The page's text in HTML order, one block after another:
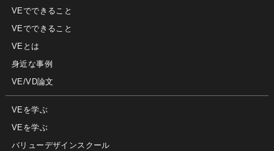
VEでできること
VEでできること
VEとは
身近な事例
VE/VD論文
VEを学ぶ
VEを学ぶ
バリューデザインスクール